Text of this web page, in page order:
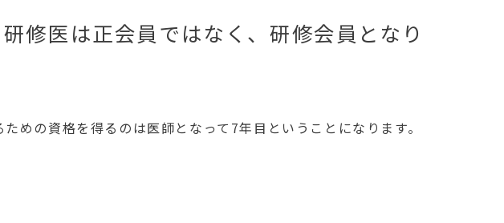
修医は正会員ではなく、研修会員となり
めの資格を得るのは医師となって7年目ということになります。